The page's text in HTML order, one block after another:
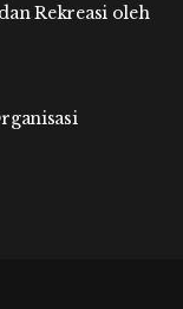
Rekreasi oleh